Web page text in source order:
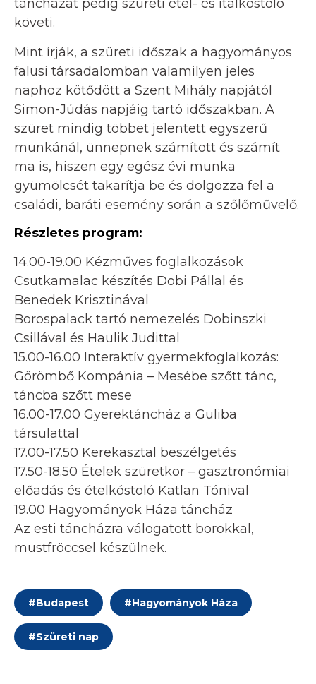
táncházat pedig szüreti étel- és italkóstoló
követi.
Mint írják, a szüreti időszak a hagyományos
falusi társadalomban valamilyen jeles
naphoz kötődött a Szent Mihály napjától
Simon-Júdás napjáig tartó időszakban. A
szüret mindig többet jelentett egyszerű
munkánál, ünnepnek számított és számít
ma is, hiszen egy egész évi munka
gyümölcsét takarítja be és dolgozza fel a
családi, baráti esemény során a szőlőművelő.
Részletes program:
14.00-19.00 Kézműves foglalkozások
Csutkamalac készítés Dobi Pállal és
Benedek Krisztinával
Borospalack tartó nemezelés Dobinszki
Csillával és Haulik Judittal
15.00-16.00 Interaktív gyermekfoglalkozás:
Görömbő Kompánia – Mesébe szőtt tánc,
táncba szőtt mese
16.00-17.00 Gyerektáncház a Guliba
társulattal
17.00-17.50 Kerekasztal beszélgetés
17.50-18.50 Ételek szüretkor – gasztronómiai
előadás és ételkóstoló Katlan Tónival
19.00 Hagyományok Háza táncház
Az esti táncházra válogatott borokkal,
mustfröccsel készülnek.
#Budapest #Hagyományok Háza
#Szüreti nap